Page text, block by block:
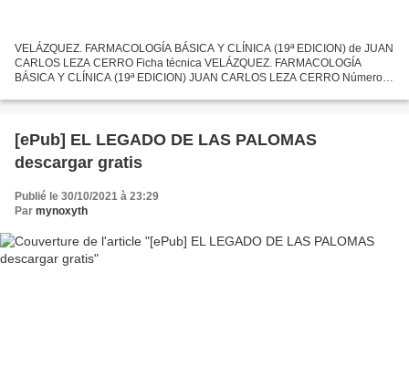
VELÁZQUEZ. FARMACOLOGÍA BÁSICA Y CLÍNICA (19ª EDICION) de JUAN
CARLOS LEZA CERRO Ficha técnica VELÁZQUEZ. FARMACOLOGÍA
BÁSICA Y CLÍNICA (19ª EDICION) JUAN CARLOS LEZA CERRO Número
ISBN:...
[ePub] EL LEGADO DE LAS PALOMAS
descargar gratis
Publié le 30/10/2021 à 23:29
Par mynoxyth